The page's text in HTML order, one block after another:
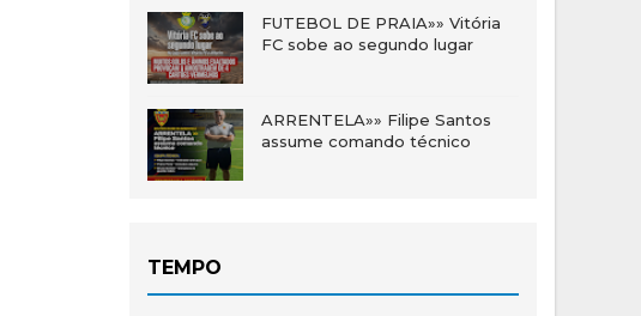
FUTEBOL DE PRAIA»» Vitória
FC sobe ao segundo lugar
ARRENTELA»» Filipe Santos
assume comando técnico
TEMPO